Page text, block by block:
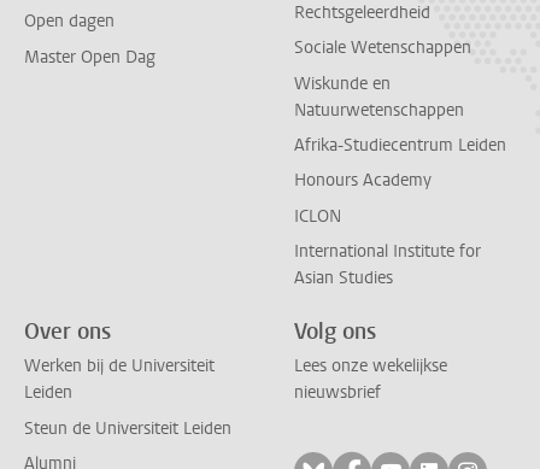
Open dagen
Master Open Dag
Rechtsgeleerdheid
Sociale Wetenschappen
Wiskunde en
Natuurwetenschappen
Afrika-Studiecentrum Leiden
Honours Academy
ICLON
International Institute for
Asian Studies
Over ons
Werken bij de Universiteit
Leiden
Steun de Universiteit Leiden
Alumni
Volg ons
Lees onze wekelijkse
nieuwsbrief